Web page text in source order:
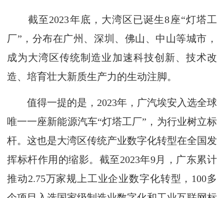
截至2023年底，大湾区已诞生8座“灯塔工
厂”，分布在广州、深圳、佛山、中山等城市，
成为大湾区传统制造业加速科技创新、技术改
造、培育壮大新质生产力的生动注脚。
值得一提的是，2023年，广汽埃安入选全球
唯一一座新能源汽车“灯塔工厂”，为行业树立标
杆。这也是大湾区传统产业数字化转型在全国发
挥标杆作用的缩影。截至2023年9月，广东累计
推动2.75万家规上工业企业数字化转型，100多